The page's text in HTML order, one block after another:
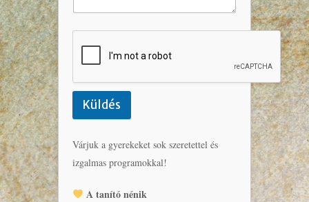
Küldés
Várjuk a gyerekeket sok szeretettel és
izgalmas programokkal!
A tanító nénik